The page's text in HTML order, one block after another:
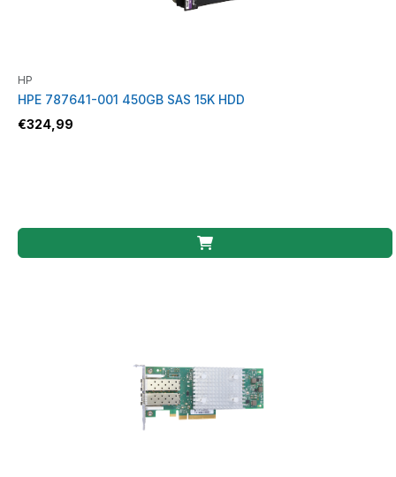
HP
HPE 787641-001 450GB SAS 15K HDD
€324,99